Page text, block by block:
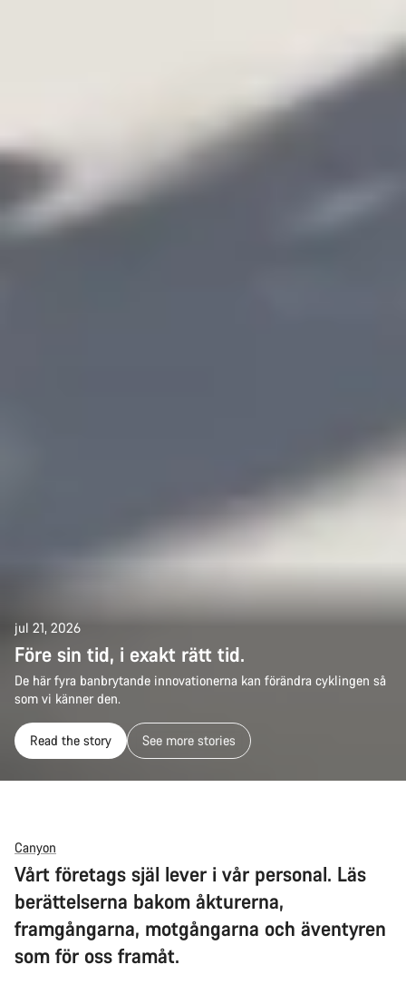
jul 21, 2026
Före sin tid, i exakt rätt tid.
De här fyra banbrytande innovationerna kan förändra cyklingen så
som vi känner den.
Read the story See more stories
Canyon
Vårt företags själ lever i vår personal. Läs
berättelserna bakom åkturerna,
framgångarna, motgångarna och äventyren
som för oss framåt.